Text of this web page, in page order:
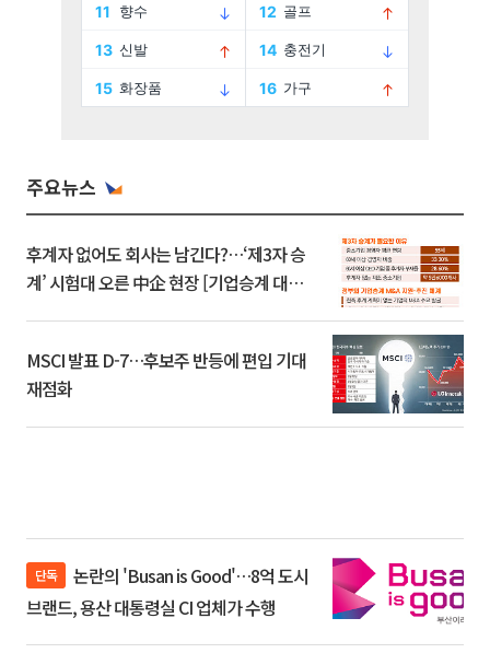
주요뉴스
후계자 없어도 회사는 남긴다?…‘제3자 승
계’ 시험대 오른 中企 현장 [기업승계 대전
MSCI 발표 D-7…후보주 반등에 편입 기대
재점화
단독
브랜드, 용산 대통령실 CI 업체가 수행